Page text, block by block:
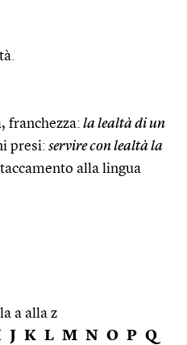
franchezza: la lealtà di un
presi: servire con lealtà la
alla lingua
a alla z
J K L M N O P Q